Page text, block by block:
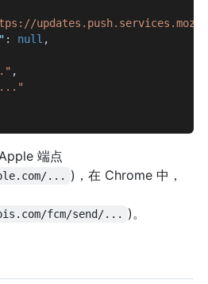
: null ,
,
端点
...
)，在 Chrome 中，
fcm/send/... )。